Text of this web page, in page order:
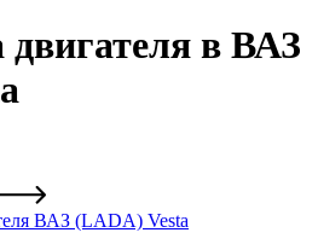
двигателя в ВАЗ
ВАЗ (LADA) Vesta